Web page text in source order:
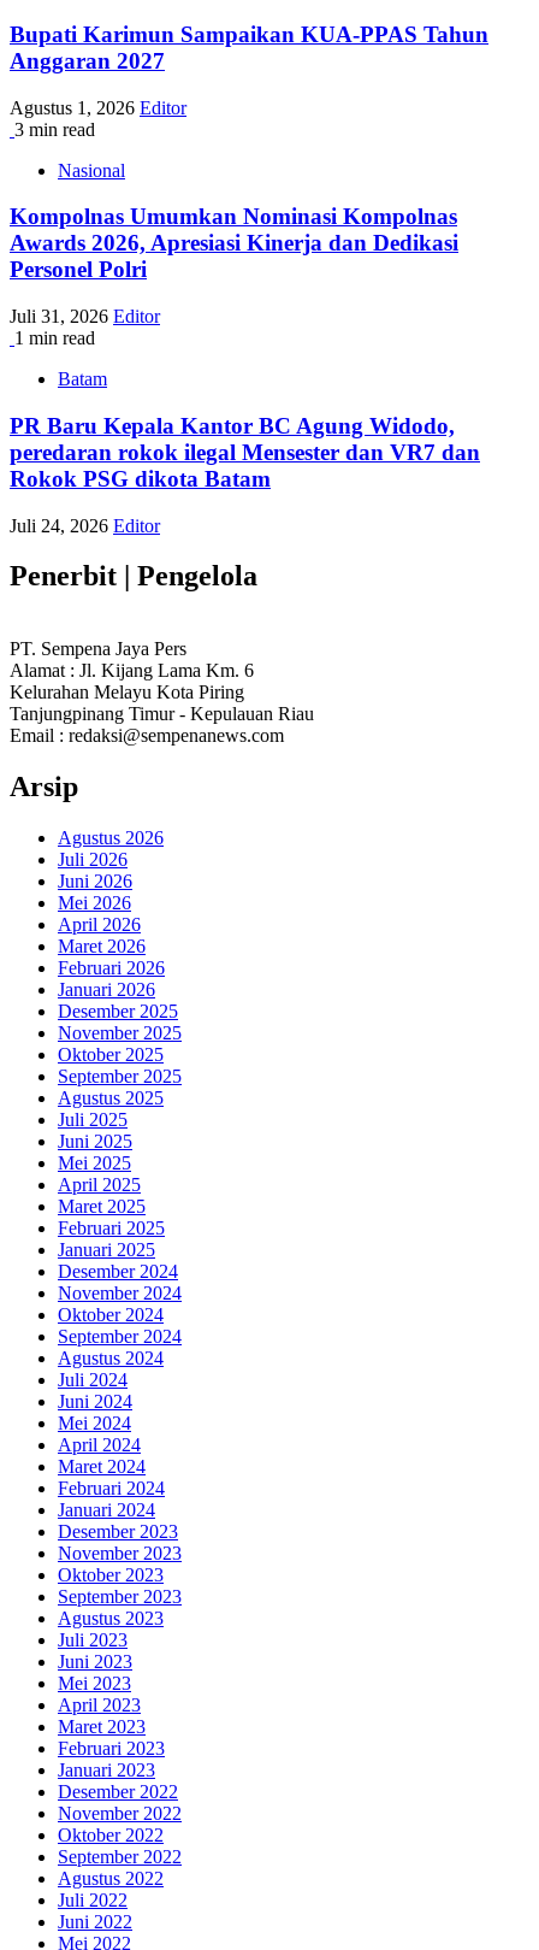
Bupati Karimun Sampaikan KUA-PPAS Tahun
Anggaran 2027
Agustus 1, 2026 Editor
3 min read
Nasional
Kompolnas Umumkan Nominasi Kompolnas
Awards 2026, Apresiasi Kinerja dan Dedikasi
Personel Polri
Juli 31, 2026 Editor
1 min read
Batam
PR Baru Kepala Kantor BC Agung Widodo,
peredaran rokok ilegal Mensester dan VR7 dan
Rokok PSG dikota Batam
Juli 24, 2026 Editor
Penerbit | Pengelola
PT. Sempena Jaya Pers
Alamat : Jl. Kijang Lama Km. 6
Kelurahan Melayu Kota Piring
Tanjungpinang Timur - Kepulauan Riau
Email : redaksi@sempenanews.com
Arsip
Agustus 2026
Juli 2026
Juni 2026
Mei 2026
April 2026
Maret 2026
Februari 2026
Januari 2026
Desember 2025
November 2025
Oktober 2025
September 2025
Agustus 2025
Juli 2025
Juni 2025
Mei 2025
April 2025
Maret 2025
Februari 2025
Januari 2025
Desember 2024
November 2024
Oktober 2024
September 2024
Agustus 2024
Juli 2024
Juni 2024
Mei 2024
April 2024
Maret 2024
Februari 2024
Januari 2024
Desember 2023
November 2023
Oktober 2023
September 2023
Agustus 2023
Juli 2023
Juni 2023
Mei 2023
April 2023
Maret 2023
Februari 2023
Januari 2023
Desember 2022
November 2022
Oktober 2022
September 2022
Agustus 2022
Juli 2022
Juni 2022
Mei 2022